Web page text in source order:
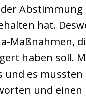
hat.
Maßnahmen,
haben soll.
und es
und einen